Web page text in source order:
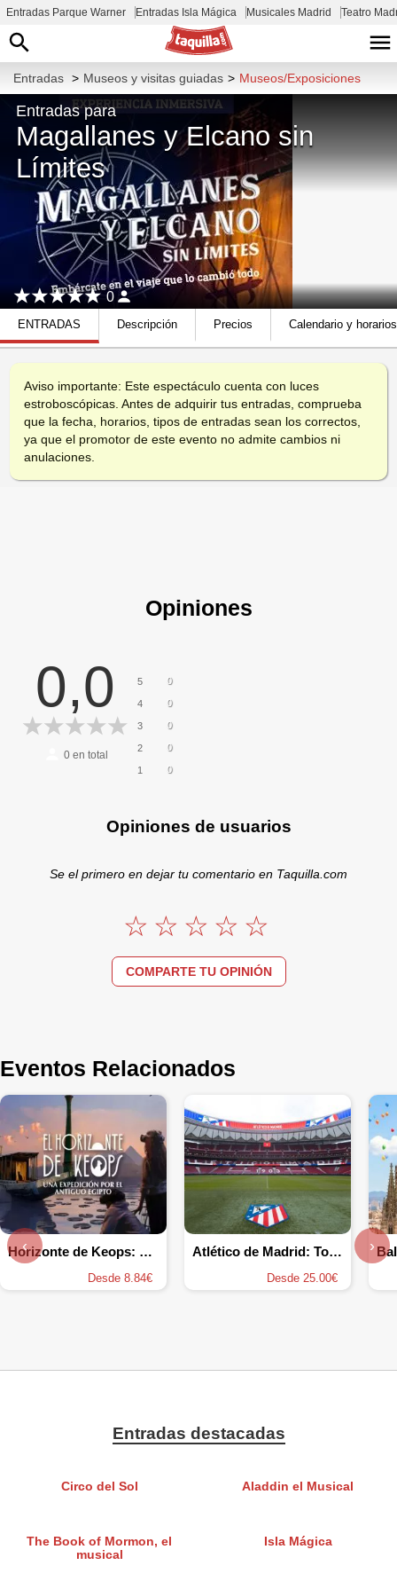
Entradas Parque Warner Entradas Isla Mágica Musicales Madrid Teatro
Entradas > Museos y visitas guiadas > Museos/Exposiciones
Entradas para
Magallanes y Elcano sin
Límites
0
ENTRADAS Descripción Precios Calendario y horarios
Aviso importante: Este espectáculo cuenta con luces
estroboscópicas. Antes de adquirir tus entradas, comprueba
que la fecha, horarios, tipos de entradas sean los correctos,
ya que el promotor de este evento no admite cambios ni
anulaciones.
Opiniones
0,0
0en total
5 0
4 0
3 0
2 0
1 0
Opiniones de usuarios
Se el primero en dejar tu comentario en Taquilla.com
COMPARTE TU OPINIÓN
Eventos Relacionados
Horizonte de Keops: Una expedición por el antiguo Egipto
Desde 8.84€
Atlético de Madrid: Tour por el Estadio y Museo
Desde 25.00€
‹ ›
Entradas destacadas
Circo del Sol Aladdin el Musical
The Book of Mormon, el
musical
Isla Mágica